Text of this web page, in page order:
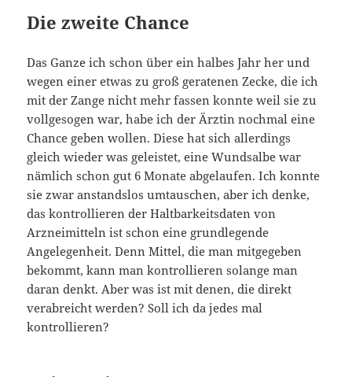
Die zweite Chance
Das Ganze ich schon über ein halbes Jahr her und
wegen einer etwas zu groß geratenen Zecke, die ich
mit der Zange nicht mehr fassen konnte weil sie zu
vollgesogen war, habe ich der Ärztin nochmal eine
Chance geben wollen. Diese hat sich allerdings
gleich wieder was geleistet, eine Wundsalbe war
nämlich schon gut 6 Monate abgelaufen. Ich konnte
sie zwar anstandslos umtauschen, aber ich denke,
das kontrollieren der Haltbarkeitsdaten von
Arzneimitteln ist schon eine grundlegende
Angelegenheit. Denn Mittel, die man mitgegeben
bekommt, kann man kontrollieren solange man
daran denkt. Aber was ist mit denen, die direkt
verabreicht werden? Soll ich da jedes mal
kontrollieren?